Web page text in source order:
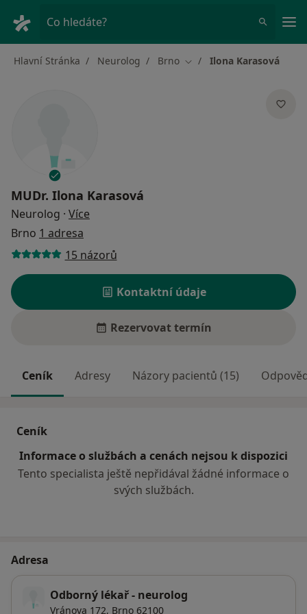
Co hledáte?
Hlavní Stránka Neurolog Brno Změna města
Ilona Karasová
MUDr. Ilona Karasová
Neurolog · Více
Brno 1 adresa
15 názorů
Kontaktní údaje
Rezervovat termín
Ceník Adresy Názory pacientů (15)
Ceník
Informace o službách a cenách nejsou k dispozici
Tento specialista ještě nepřidával žádné informace o
svých službách.
Adresa
Odborný lékař - neurolog
Vránova 172, Brno 62100